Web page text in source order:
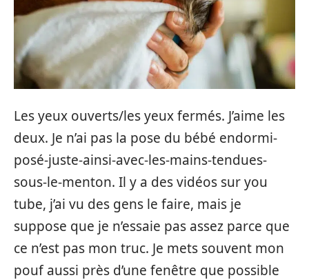
Les yeux ouverts/les yeux fermés. J’aime les
deux. Je n’ai pas la pose du bébé endormi-
posé-juste-ainsi-avec-les-mains-tendues-
sous-le-menton. Il y a des vidéos sur you
tube, j’ai vu des gens le faire, mais je
suppose que je n’essaie pas assez parce que
ce n’est pas mon truc. Je mets souvent mon
pouf aussi près d’une fenêtre que possible